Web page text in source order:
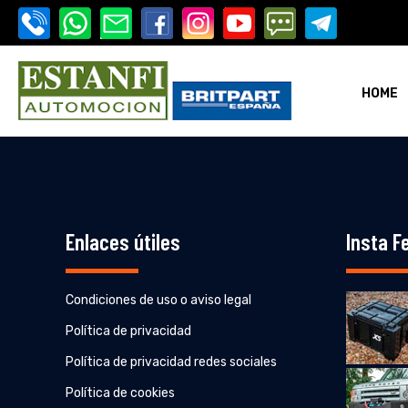
HOME
Enlaces útiles
Condiciones de uso o aviso legal
Política de privacidad
Política de privacidad redes sociales
Política de cookies
Insta